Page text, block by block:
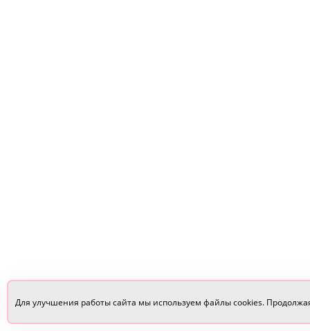
Для улучшения работы сайта мы используем файлы cookies.